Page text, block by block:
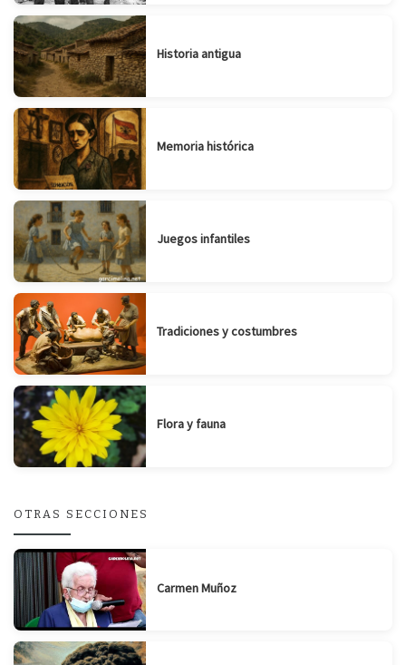
Historia antigua
Memoria histórica
Juegos infantiles
Tradiciones y costumbres
Flora y fauna
OTRAS SECCIONES
Carmen Muñoz